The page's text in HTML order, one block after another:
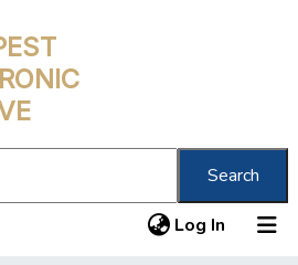
Search
Log In (current)